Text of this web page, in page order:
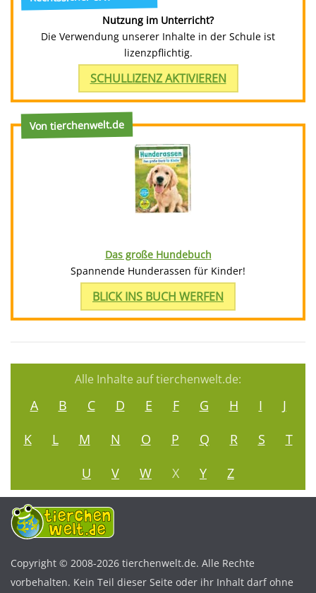
Nutzung im Unterricht?
Die Verwendung unserer Inhalte in der Schule ist
lizenzpflichtig.
SCHULLIZENZ AKTIVIEREN
Von tierchenwelt.de
Das große Hundebuch
Spannende Hunderassen für Kinder!
BLICK INS BUCH WERFEN
Alle Inhalte auf tierchenwelt.de:
A B C D E F G H I
J
K
L M N O P Q R S
T
U
V W X Y Z
Copyright © 2008-2026 tierchenwelt.de. Alle Rechte
vorbehalten. Kein Teil dieser Seite oder ihr Inhalt darf ohne